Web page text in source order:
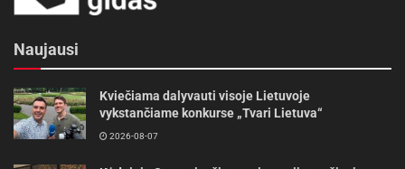
Naujausi
Kviečiama dalyvauti visoje Lietuvoje
vykstančiame konkurse „Tvari Lietuva“
2026-08-07